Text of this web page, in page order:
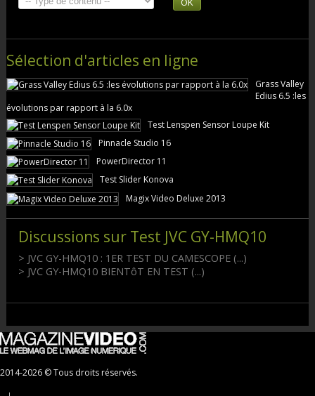
Sélection d'articles en ligne
Grass Valley
Edius 6.5 :les
évolutions par rapport à la 6.0x
Test Lenspen Sensor Loupe Kit
Pinnacle Studio 16
PowerDirector 11
Test Slider Konova
Magix Video Deluxe 2013
Discussions sur Test JVC GY-HMQ10
> JVC GY-HMQ10 : 1ER TEST DU CAMESCOPE (...)
> JVC GY-HMQ10 BIENTôT EN TEST (...)
2014-2026 © Tous droits réservés.